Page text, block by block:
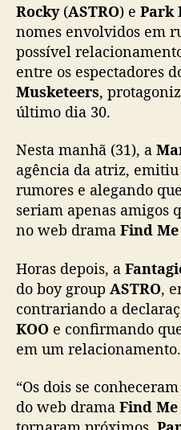
Rocky(ASTRO) e Park
nomes envolvidos em
possível
entre os espectadores
Musketeers,
último dia 30.
Nesta manhã (31), a
agência da atriz,
rumores e alegando que
seriam apenas amigos
no web drama Find
Horas depois, a
do boy group ASTRO,
contrariando a
KOO e confirmando
em um relacionamento.
“Os dois se
do web drama Find